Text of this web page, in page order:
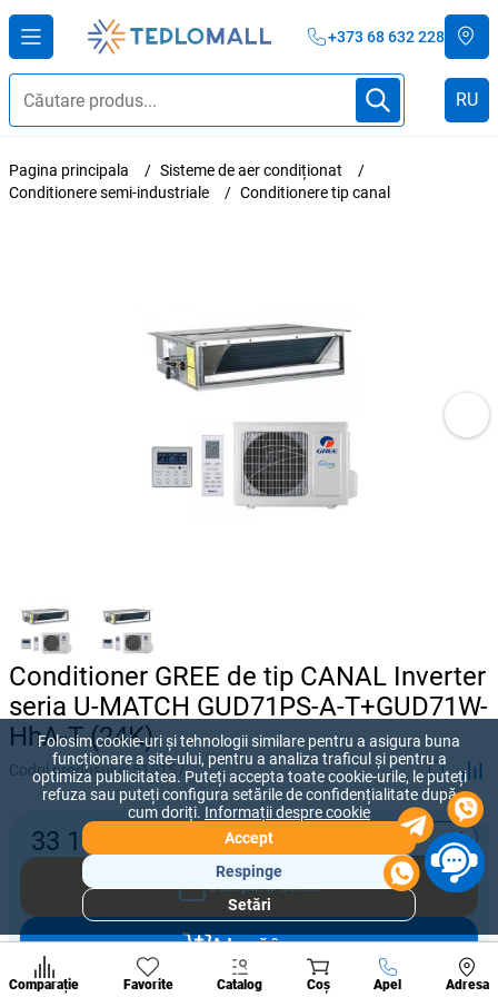
+373 68 632 228
RU
Pagina principala
Sisteme de aer condiționat
Conditionere semi-industriale
Conditionere tip canal
Conditioner GREE de tip CANAL Inverter
seria U-MATCH GUD71PS-A-T+GUD71W-
HhA-T (24K)
Codul produsului:515157
33 150 +
Cumpără acum
Adaugă în coș
Comparație Favorite Catalog Coș Apel Adresa
A suna
Secțiuni
populare
de
Folosim cookie-uri și tehnologii similare pentru a asigura buna
funcționare a site-ului, pentru a analiza traficul și pentru a
optimiza publicitatea. Puteți accepta toate cookie-urile, le puteți
refuza sau puteți configura setările de confidențialitate după
cum doriți. Informații despre cookie
Accept
Respinge
Setări